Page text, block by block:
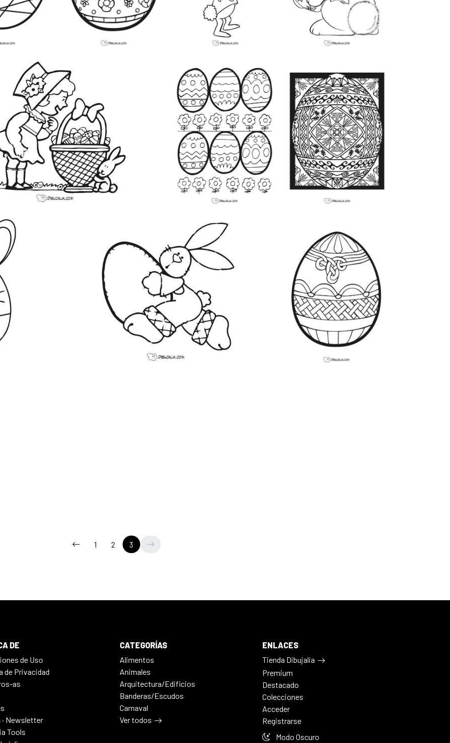
1 2 3
DE
de Uso
de Privacidad
as
· Newsletter
Tools
CATEGORÍAS
Alimentos
Animales
Arquitectura/Edificios
Banderas/Escudos
Carnaval
Ver todos
ENLACES
Tienda Dibujalia
Premium
Destacado
Colecciones
Acceder
Registrarse
Modo Oscuro